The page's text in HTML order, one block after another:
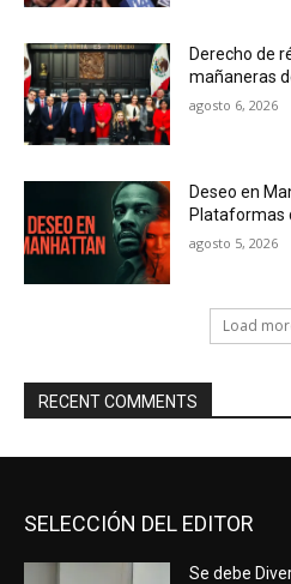
Derecho de
mañaneras
agosto 6, 2026
Deseo en
Plataformas
agosto 5, 2026
Load
RECENT COMMENTS
SELECCIÓN DEL EDITOR
Se debe